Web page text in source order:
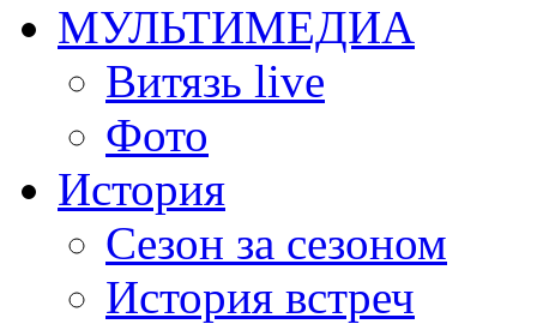
МУЛЬТИМЕДИА
Витязь live
Фото
История
Сезон за сезоном
История встреч